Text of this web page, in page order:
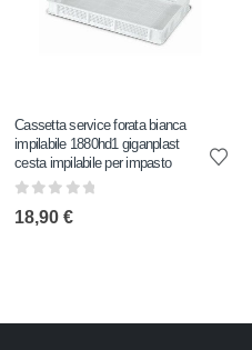
Cassetta service forata bianca
impilabile 1880hd1 giganplast
cesta impilabile per impasto
0 out of 5
18,90 €